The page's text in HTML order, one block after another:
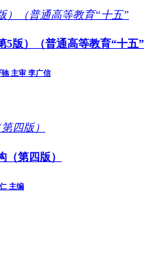
5版）（普通高等教育“十五”
主审 李广信
（第四版）
主编